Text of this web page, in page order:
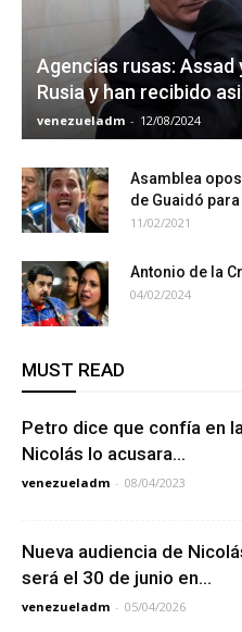
Agencias rusas: Assad
Rusia y han recibido
venezueladm - 12/08/2024
Asamblea
de Guaidó
11/02/2021
Antonio de la
04/02/2024
MUST READ
Petro dice que confía en
Nicolás lo acusara...
venezueladm - 08/04/2023
Nueva audiencia de
será el 30 de junio en...
venezueladm - 05/04/2026